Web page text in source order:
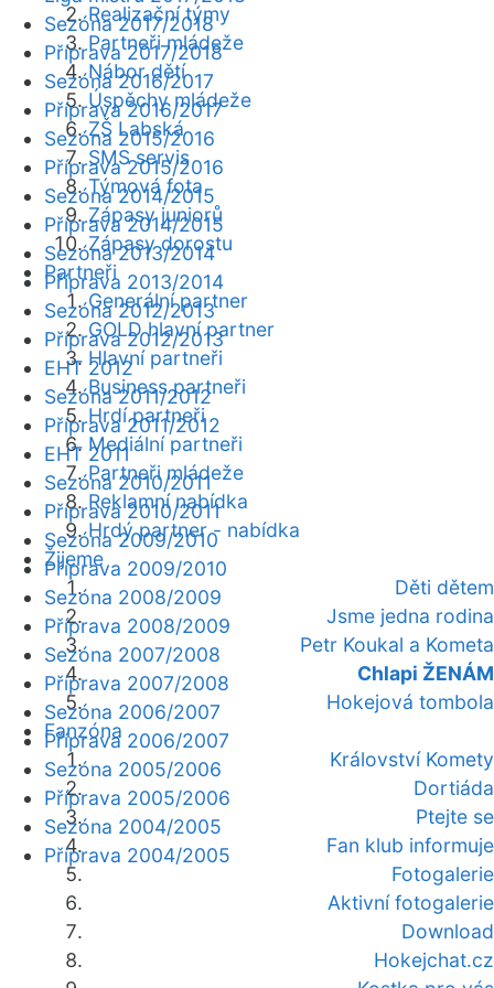
Realizační týmy
Partneři mládeže
Nábor dětí
Úspěchy mládeže
ZŠ Labská
SMS servis
Týmová fota
Zápasy juniorů
Zápasy dorostu
Partneři
Generální partner
GOLD hlavní partner
Hlavní partneři
Business partneři
Hrdí partneři
Mediální partneři
Partneři mládeže
Reklamní nabídka
Hrdý partner - nabídka
Žijeme
Děti dětem
Jsme jedna rodina
Petr Koukal a Kometa
Chlapi ŽENÁM
Hokejová tombola
Fanzóna
Království Komety
Dortiáda
Ptejte se
Fan klub informuje
Fotogalerie
Aktivní fotogalerie
Download
Hokejchat.cz
Sezóna 2017/2018
Příprava 2017/2018
Sezóna 2016/2017
Příprava 2016/2017
Sezóna 2015/2016
Příprava 2015/2016
Sezóna 2014/2015
Příprava 2014/2015
Sezóna 2013/2014
Příprava 2013/2014
Sezóna 2012/2013
Příprava 2012/2013
EHT 2012
Sezóna 2011/2012
Příprava 2011/2012
EHT 2011
Sezóna 2010/2011
Příprava 2010/2011
Sezóna 2009/2010
Příprava 2009/2010
Sezóna 2008/2009
Příprava 2008/2009
Sezóna 2007/2008
Příprava 2007/2008
Sezóna 2006/2007
Příprava 2006/2007
Sezóna 2005/2006
Příprava 2005/2006
Sezóna 2004/2005
Příprava 2004/2005